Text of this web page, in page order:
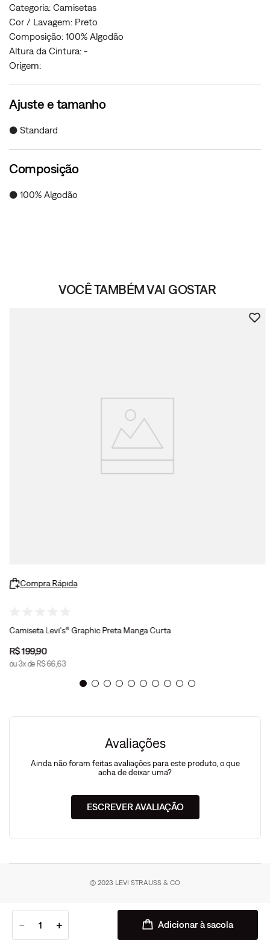
＋
－ Adicionar à sacola
Categoria: Camisetas
Cor / Lavagem: Preto
Composição: 100% Algodão
Altura da Cintura: -
Origem:
Ajuste e tamanho
● Standard
Composição
● 100% Algodão
VOCÊ TAMBÉM VAI GOSTAR
Compra Rápida
Camiseta Levi's® Graphic Preta Manga Curta
R$199,90
ou3x de R$66,63
Avaliações
Ainda não foram feitas avaliações para este produto, o que
acha de deixar uma?
ESCREVER AVALIAÇÃO
© 2023 LEVI STRAUSS & CO